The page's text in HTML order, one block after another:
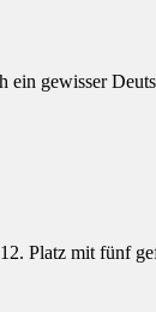
ein gewisser
Platz mit fünf